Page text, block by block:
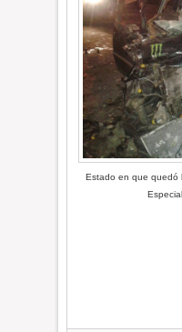
Estado en que quedó